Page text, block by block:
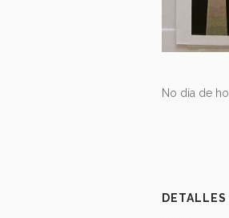
No día de
DETALLES